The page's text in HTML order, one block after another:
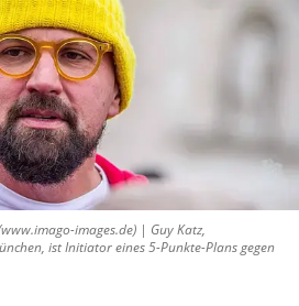
images.de) | Guy Katz,
ist Initiator eines 5-Punkte-Plans gegen